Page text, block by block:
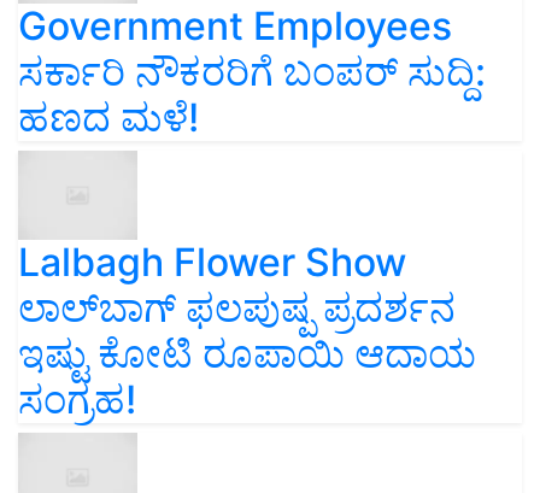
Government Employees
ಸರ್ಕಾರಿ ನೌಕರರಿಗೆ ಬಂಪರ್‌ ಸುದ್ದಿ:
ಹಣದ ಮಳೆ!
Lalbagh Flower Show
ಲಾಲ್‌ಬಾಗ್ ಫಲಪುಷ್ಪ ಪ್ರದರ್ಶನ
ಇಷ್ಟು ಕೋಟಿ ರೂಪಾಯಿ ಆದಾಯ
ಸಂಗ್ರಹ!